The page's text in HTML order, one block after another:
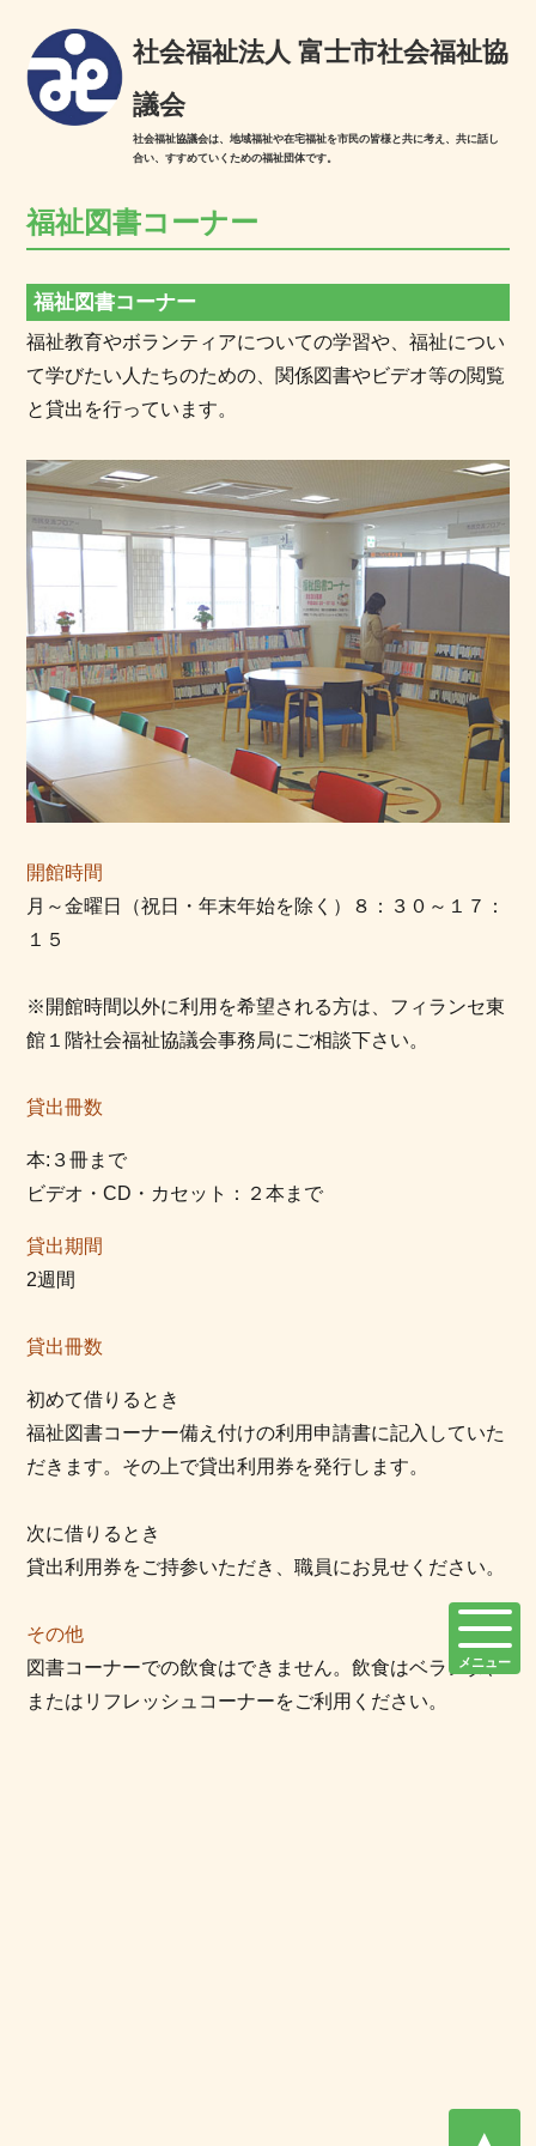
社会福祉法人 富士市社会福祉協
議会
社会福祉協議会は、地域福祉や在宅福祉を市民の皆様と共に考え、共に話し
合い、すすめていくための福祉団体です。
福祉図書コーナー
福祉図書コーナー
福祉教育やボランティアについての学習や、福祉につい
て学びたい人たちのための、関係図書やビデオ等の閲覧
と貸出を行っています。
開館時間
月～金曜日（祝日・年末年始を除く）８：３０～１７：
１５
※開館時間以外に利用を希望される方は、フィランセ東
館１階社会福祉協議会事務局にご相談下さい。
貸出冊数
本:３冊まで
ビデオ・CD・カセット：２本まで
貸出期間
2週間
貸出冊数
初めて借りるとき
福祉図書コーナー備え付けの利用申請書に記入していた
だきます。その上で貸出利用券を発行します。
次に借りるとき
貸出利用券をご持参いただき、職員にお見せください。
その他
図書コーナーでの飲食はできません。飲食はベランダ、
またはリフレッシュコーナーをご利用ください。
メニュー